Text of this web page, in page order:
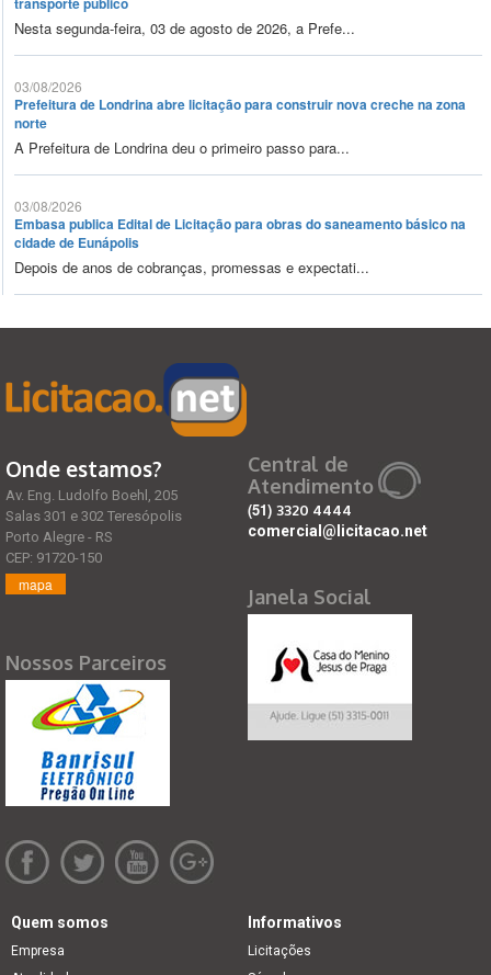
Nesta segunda-feira, 03 de agosto de 2026, a Prefe...
03/08/2026
Prefeitura de Londrina abre licitação para construir nova creche na zona
norte
A Prefeitura de Londrina deu o primeiro passo para...
03/08/2026
Embasa publica Edital de Licitação para obras do saneamento básico na
cidade de Eunápolis
Depois de anos de cobranças, promessas e expectati...
Onde estamos?
Av. Eng. Ludolfo Boehl, 205
Salas 301 e 302 Teresópolis
Porto Alegre - RS
CEP: 91720-150
mapa
Nossos Parceiros
Central de
Atendimento
(51) 3320 4444
comercial@licitacao.net
Janela Social
Quem somos
Empresa
Informativos
Licitações